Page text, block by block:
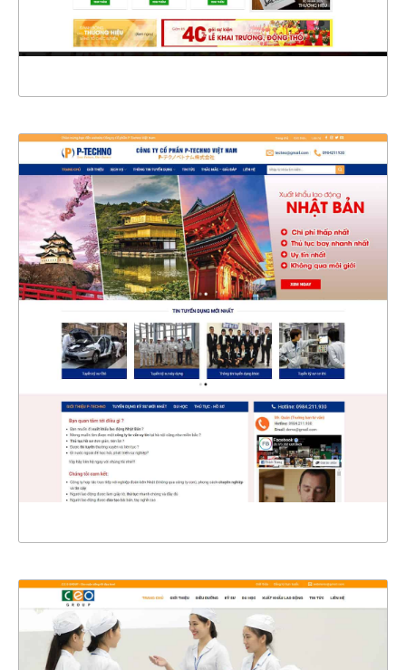
XEM THỰC TẾ
4358
CHI TIẾT
XEM THỰC TẾ